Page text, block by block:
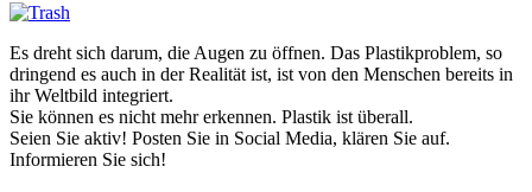
Es dreht sich darum, die Augen zu öffnen. Das Plastikproblem, so
dringend es auch in der Realität ist, ist von den Menschen bereits in
ihr Weltbild integriert.
Sie können es nicht mehr erkennen. Plastik ist überall.
Seien Sie aktiv! Posten Sie in Social Media, klären Sie auf.
Informieren Sie sich!